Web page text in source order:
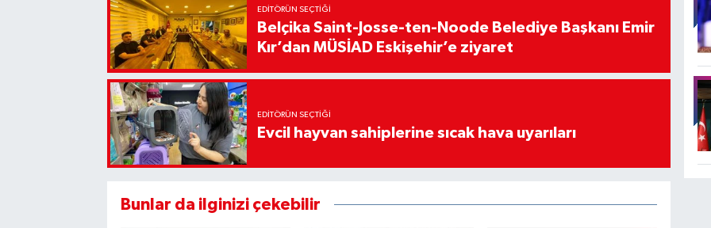
EDITÖRÜN SEÇTIĞI
Belçika Saint-Josse-ten-Noode Belediye Başkanı Emir
Kır’dan MÜSİAD Eskişehir’e ziyaret
EDITÖRÜN SEÇTIĞI
Evcil hayvan sahiplerine sıcak hava uyarıları
Bunlar da ilginizi çekebilir